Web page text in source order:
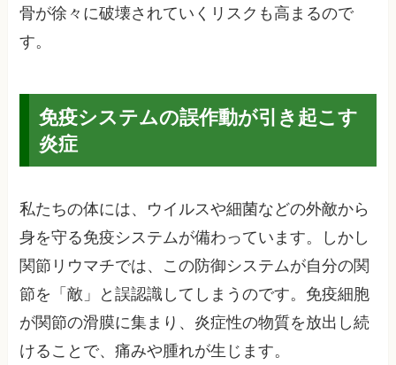
骨が徐々に破壊されていくリスクも高まるので
す。
免疫システムの誤作動が引き起こす
炎症
私たちの体には、ウイルスや細菌などの外敵から
身を守る免疫システムが備わっています。しかし
関節リウマチでは、この防御システムが自分の関
節を「敵」と誤認識してしまうのです。免疫細胞
が関節の滑膜に集まり、炎症性の物質を放出し続
けることで、痛みや腫れが生じます。